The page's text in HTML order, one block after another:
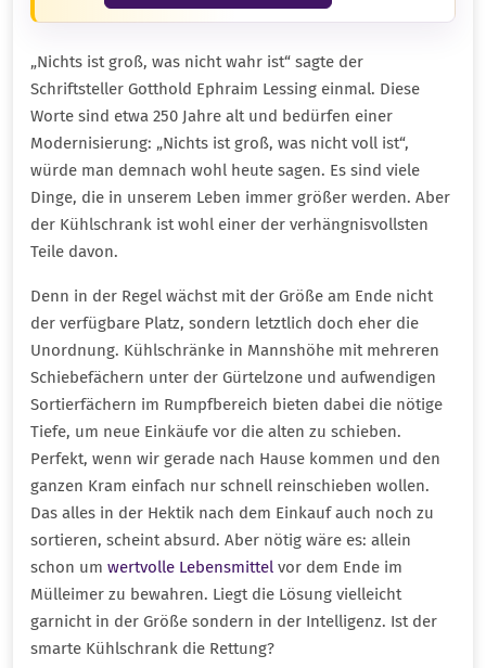
„Nichts ist groß, was nicht wahr ist“ sagte der
Schriftsteller Gotthold Ephraim Lessing einmal. Diese
Worte sind etwa 250 Jahre alt und bedürfen einer
Modernisierung: „Nichts ist groß, was nicht voll ist“,
würde man demnach wohl heute sagen. Es sind viele
Dinge, die in unserem Leben immer größer werden. Aber
der Kühlschrank ist wohl einer der verhängnisvollsten
Teile davon.
Denn in der Regel wächst mit der Größe am Ende nicht
der verfügbare Platz, sondern letztlich doch eher die
Unordnung. Kühlschränke in Mannshöhe mit mehreren
Schiebefächern unter der Gürtelzone und aufwendigen
Sortierfächern im Rumpfbereich bieten dabei die nötige
Tiefe, um neue Einkäufe vor die alten zu schieben.
Perfekt, wenn wir gerade nach Hause kommen und den
ganzen Kram einfach nur schnell reinschieben wollen.
Das alles in der Hektik nach dem Einkauf auch noch zu
sortieren, scheint absurd. Aber nötig wäre es: allein
schon um wertvolle Lebensmittel vor dem Ende im
Mülleimer zu bewahren. Liegt die Lösung vielleicht
garnicht in der Größe sondern in der Intelligenz. Ist der
smarte Kühlschrank die Rettung?